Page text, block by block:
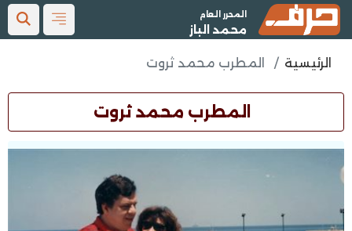
المحرر العام
محمد الباز
الرئيسية المطرب محمد ثروت
المطرب محمد ثروت